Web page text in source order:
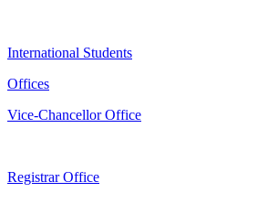
International Students
Offices
Vice-Chancellor Office
Registrar Office